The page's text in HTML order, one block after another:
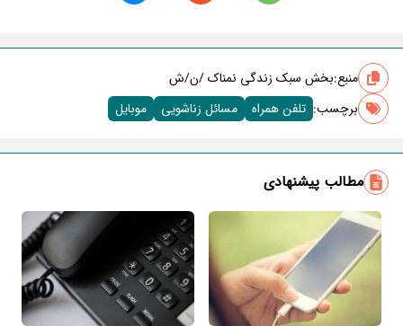
منبع:بخش سبک زندگی نمناک /ن/ش
برچسب‌: تلفن همراه مسائل زناشویی موبایل
مطالب پیشنهادی